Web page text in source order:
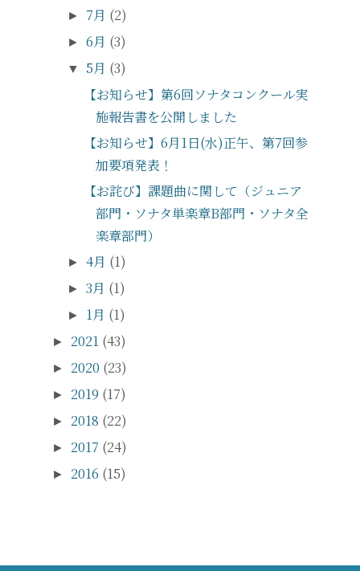
► 7月 (2)
►6月 (3)
▼5月 (3)
【お知らせ】第6回ソナタコンクール実
施報告書を公開しました
【お知らせ】6月1日(水)正午、第7回参
加要項発表！
【お詫び】課題曲に関して（ジュニア
部門・ソナタ単楽章B部門・ソナタ全
楽章部門）
►4月 (1)
►3月 (1)
► 1月 (1)
► 2021 (43)
► 2020 (23)
► 2019 (17)
► 2018 (22)
► 2017 (24)
► 2016 (15)